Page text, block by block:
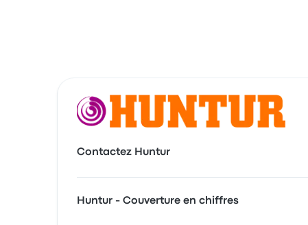
Contactez Huntur
Huntur - Couverture en chiffres